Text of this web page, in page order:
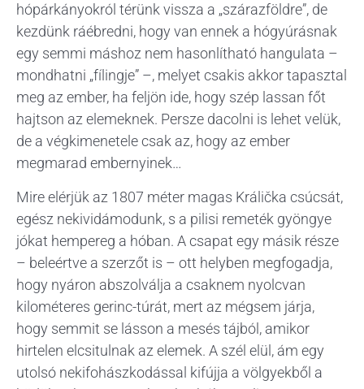
hópárkányokról térünk vissza a „szárazföldre”, de
kezdünk ráébredni, hogy van ennek a hógyúrásnak
egy semmi máshoz nem hasonlítható hangulata –
mondhatni „fílingje” –, melyet csakis akkor tapasztal
meg az ember, ha feljön ide, hogy szép lassan főt
hajtson az elemeknek. Persze dacolni is lehet velük,
de a végkimenetele csak az, hogy az ember
megmarad embernyinek…
Mire elérjük az 1807 méter magas Králička csúcsát,
egész nekividámodunk, s a pilisi remeték gyöngye
jókat hempereg a hóban. A csapat egy másik része
– beleértve a szerzőt is – ott helyben megfogadja,
hogy nyáron abszolválja a csaknem nyolcvan
kilométeres gerinc-túrát, mert az mégsem járja,
hogy semmit se lásson a mesés tájból, amikor
hirtelen elcsitulnak az elemek. A szél elül, ám egy
utolsó nekifohászkodással kifújja a völgyekből a